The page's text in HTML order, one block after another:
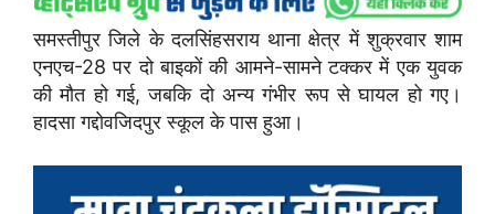
समस्तीपुर जिले के दलसिंहसराय थाना क्षेत्र में शुक्रवार शाम
एनएच-28 पर दो बाइकों की आमने-सामने टक्कर में एक युवक
की मौत हो गई, जबकि दो अन्य गंभीर रूप से घायल हो गए।
हादसा गद्दोवजिदपुर स्कूल के पास हुआ।